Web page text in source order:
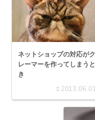
ネットショップの対応がク
レーマーを作ってしまうと
き
2013.06.01